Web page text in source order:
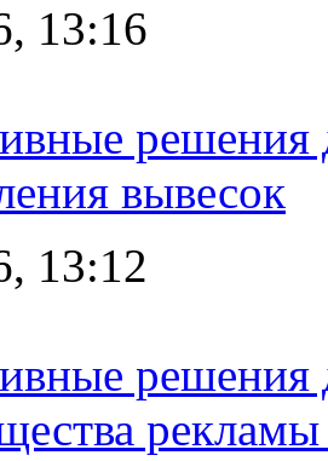
13:16
решения
вывесок
13:12
решения
рекламы